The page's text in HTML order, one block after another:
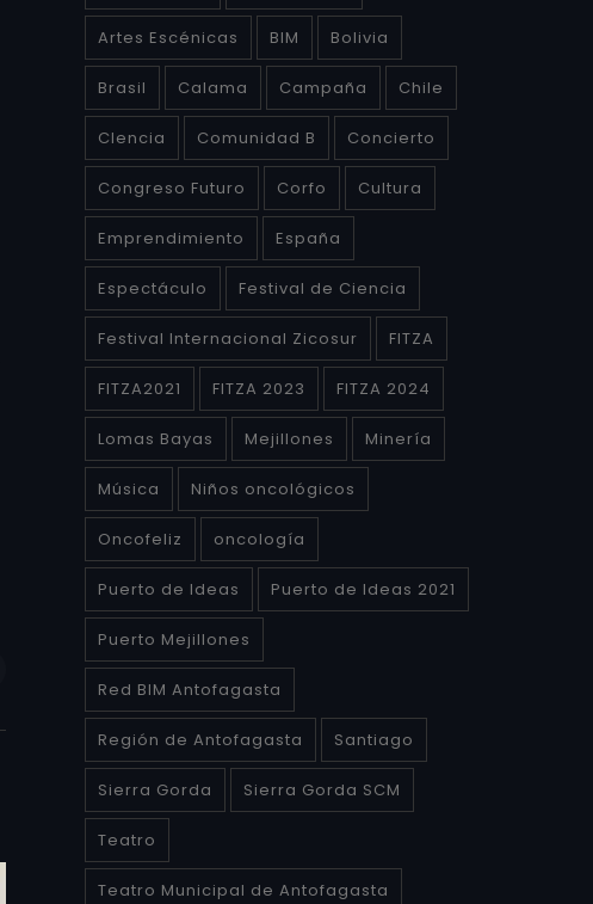
Artes Escénicas BIM Bolivia
Brasil Calama Campaña Chile
CIencia Comunidad B Concierto
Congreso Futuro Corfo Cultura
Emprendimiento España
Espectáculo Festival de Ciencia
Festival Internacional Zicosur FITZA
FITZA2021 FITZA 2023 FITZA 2024
Lomas Bayas Mejillones Minería
Música Niños oncológicos
Oncofeliz oncología
Puerto de Ideas Puerto de Ideas 2021
Puerto Mejillones
Red BIM Antofagasta
Región de Antofagasta Santiago
Sierra Gorda Sierra Gorda SCM
Teatro
Teatro Municipal de Antofagasta